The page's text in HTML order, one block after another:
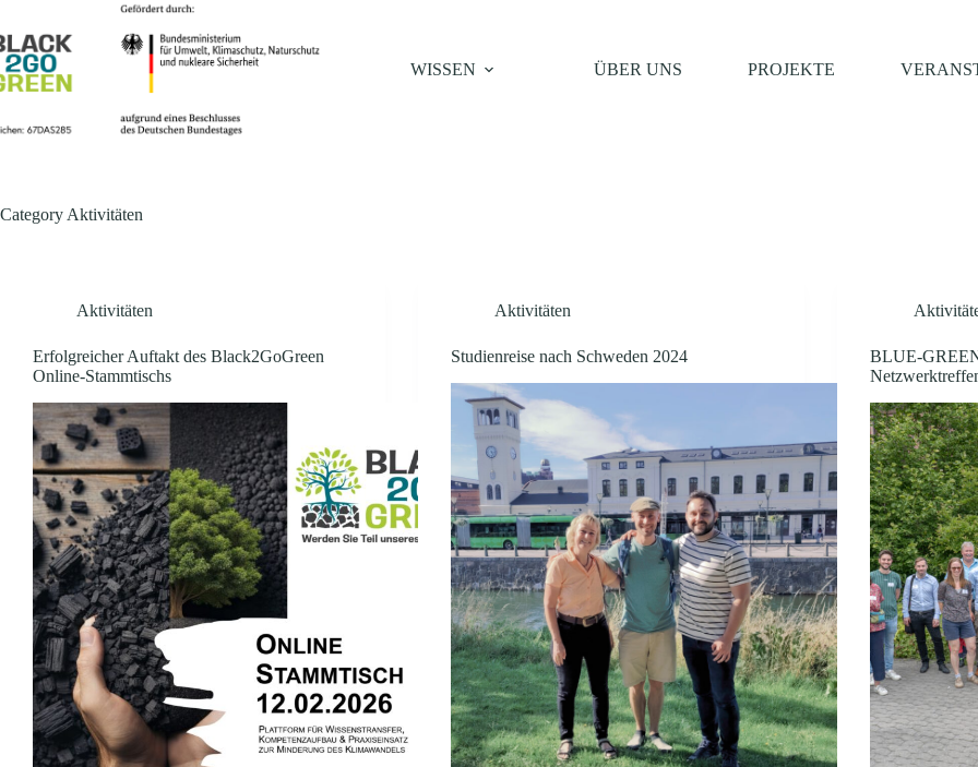
WISSEN ÜBER UNS PROJEKTE
Category Aktivitäten
Aktivitäten
Erfolgreicher Auftakt des Black2GoGreen
Online-Stammtischs
Aktivitäten
Studienreise nach Schweden 2024
BLUE-